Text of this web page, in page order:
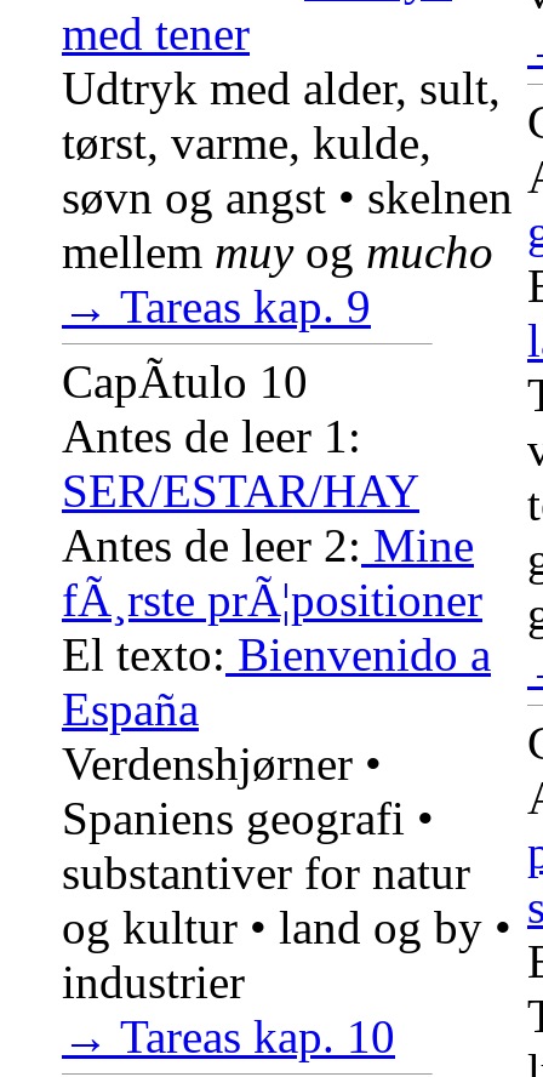
med tener
Udtryk med alder, sult,
tørst, varme, kulde,
søvn og angst • skelnen
mellem muyog mucho
→ Tareas kap. 9
CapÃ­tulo 10
Antes de leer 1:
SER/ESTAR/HAY
Antes de leer 2: Mine
fÃ¸rste prÃ¦positioner
El texto: Bienvenido a
España
Verdenshjørner •
Spaniens geografi •
substantiver for natur
og kultur • land og by •
industrier
→ Tareas kap. 10